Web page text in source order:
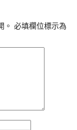
。 必填欄位標示為